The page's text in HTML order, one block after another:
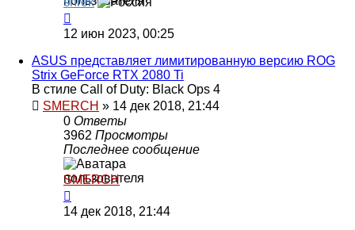
12 июн 2023, 00:25
ASUS представляет лимитированную версию ROG
Strix GeForce RTX 2080 Ti
В стиле Call of Duty: Black Ops 4
SMERCH » 14 дек 2018, 21:44
0 Ответы
3962 Просмотры
Последнее сообщение
SMERCH
14 дек 2018, 21:44